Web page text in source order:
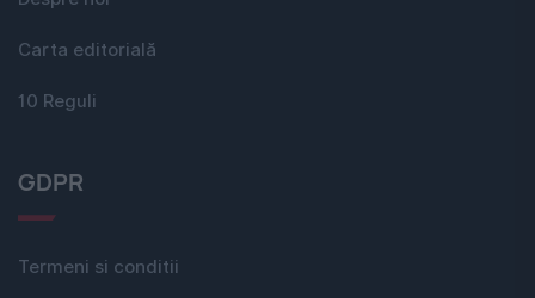
Carta editorială
10 Reguli
GDPR
Termeni si conditii